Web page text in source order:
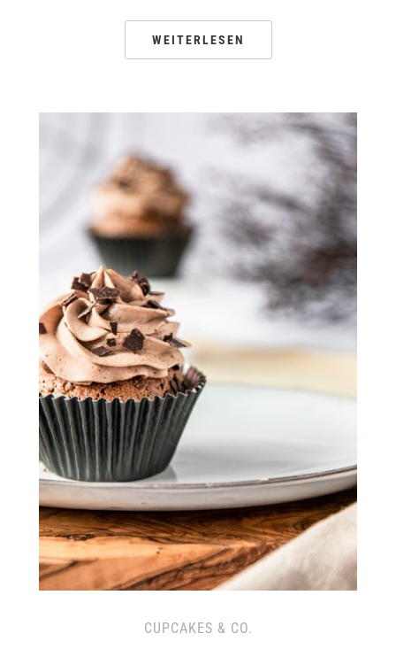
WEITERLESEN
CUPCAKES & CO.